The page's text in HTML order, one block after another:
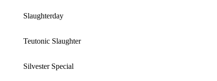
Slaughterday
Teutonic Slaughter
Silvester Special